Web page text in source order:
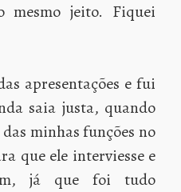
jeito. Fiquei
apresentações e fui
saia justa, quando
minhas funções no
que ele interviesse e
já que foi tudo